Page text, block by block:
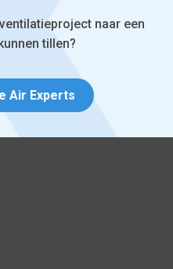
naar een
tillen?
Air Experts